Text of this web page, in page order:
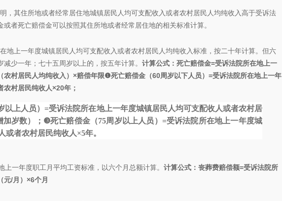
其住所地或者经常居住地城镇居民人均可支配收入或者农村居民人均纯收入高于受诉法
者死亡赔偿金可以按照其住所地或者经常居住地的相关标准计算。
上一年度城镇居民人均可支配收入或者农村居民人均纯收入标准，按二十年计算。但六
少一年；七十五周岁以上的，按五年计算。 计算公式：死亡赔偿金=受诉法院所在地上一
农村居民人均纯收入）×赔偿年限❶死亡赔偿金（60周岁以下人员）=受诉法院所在地上一年
农村居民纯收人×20年；
以上人员）=受诉法院所在地上一年度城镇居民人均可支配收人或者农村居
岁数）； ❸死亡赔偿金（75周岁以上人员）=受诉法院所在地上一年度城
或者农村居民纯收人×5年。
上一年度职工月平均工资标准，以六个月总额计算。 计算公式：丧葬费赔偿额=受诉法院所
元/月）×6个月